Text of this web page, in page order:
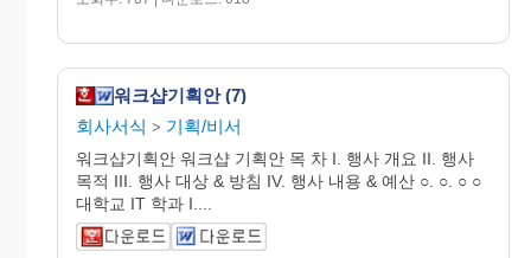
워크샵기획안 (7)
회사서식 > 기획/비서
워크샵기획안 워크샵 기획안 목 차 I. 행사 개요 II. 행사
목적 III. 행사 대상 & 방침 IV. 행사 내용 & 예산 ○. ○. ○ ○
대학교 IT 학과 I....